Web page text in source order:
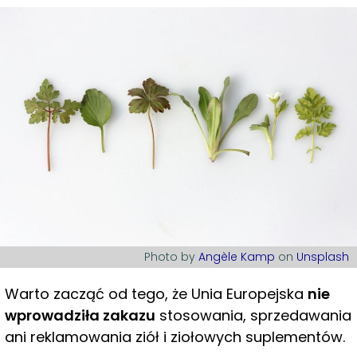
Photo by Angèle Kamp on Unsplash
Warto zacząć od tego, że Unia Europejska nie
wprowadziła zakazu stosowania, sprzedawania
ani reklamowania ziół i ziołowych suplementów.